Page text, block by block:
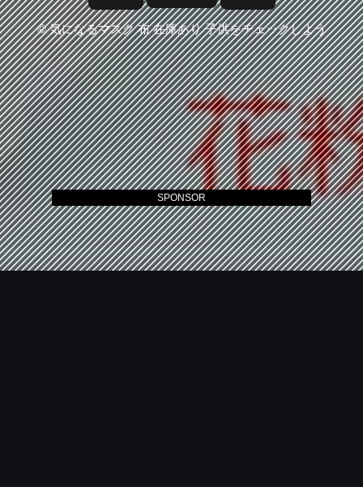
©気になるマスク 布 在庫あり 子供をチェックしよう
SPONSOR